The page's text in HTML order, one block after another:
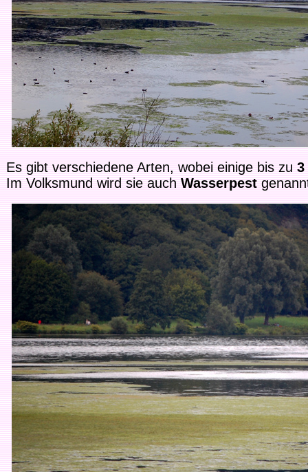
Es gibt verschiedene Arten, wobei einige bis zu3
Im Volksmund wird sie auchWasserpest